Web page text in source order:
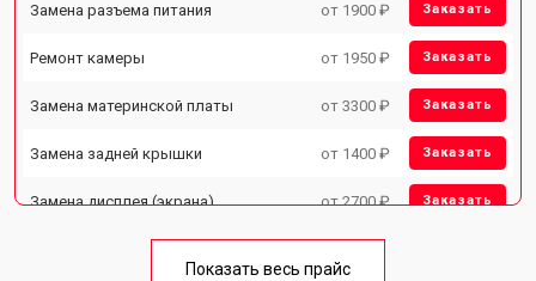
Замена разъема питания от 1900 ₽ Заказать
Ремонт камеры от 1950 ₽ Заказать
Замена материнской платы от 3300 ₽ Заказать
Замена задней крышки от 1400 ₽ Заказать
Замена дисплея (экрана) от 2700 ₽ Заказать
Показать весь прайс